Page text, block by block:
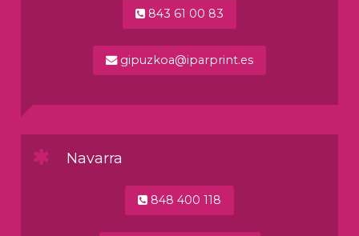
843 61 00 83
gipuzkoa@iparprint.es
Navarra
848 400 118